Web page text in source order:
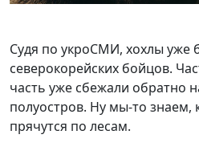
Судя по укроСМИ, хохлы уже
северокорейских бойцов.
часть уже сбежали обратно
полуостров. Ну мы-то знаем,
прячутся по лесам.